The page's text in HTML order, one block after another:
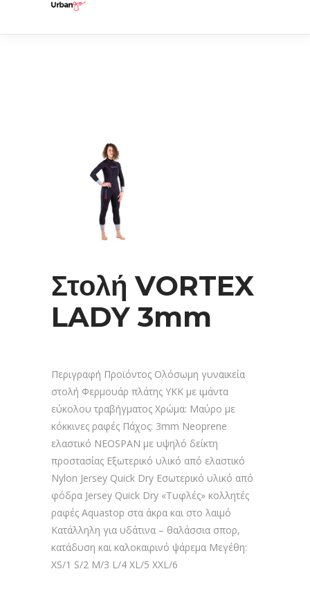
Στολή VORTEX
LADY 3mm
Περιγραφή Προϊόντος Ολόσωμη γυναικεία
στολή Φερμουάρ πλάτης ΥΚΚ με ιμάντα
εύκολου τραβήγματος Χρώμα: Μαύρο με
κόκκινες ραφές Πάχος: 3mm Neoprene
ελαστικό NEOSPAN με υψηλό δείκτη
προστασίας Εξωτερικό υλικό από ελαστικό
Nylon Jersey Quick Dry Εσωτερικό υλικό από
φόδρα Jersey Quick Dry «Τυφλές» κολλητές
ραφές Aquastop στα άκρα και στο λαιμό
Κατάλληλη για υδάτινα – θαλάσσια σπορ,
κατάδυση και καλοκαιρινό ψάρεμα Μεγέθη:
XS/1 S/2 M/3 L/4 XL/5 XXL/6